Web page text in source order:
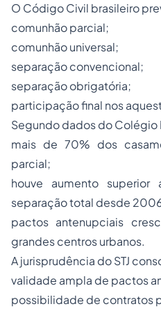
O Código Civil brasileiro
comunhão parcial;
comunhão universal;
separação convencional;
separação obrigatória;
participação final nos
Segundo dados do Colégio
mais de 70% dos
parcial;
houve aumento
separação total desde
pactos antenupciais
grandes centros urbanos.
A jurisprudência do STJ
validade ampla de pactos
possibilidade de contratos